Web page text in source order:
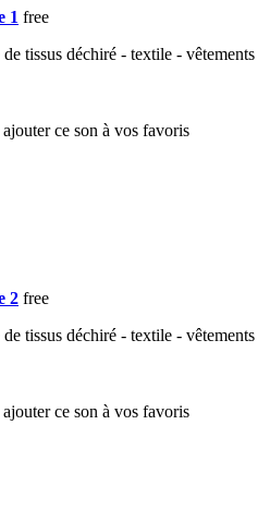
1 free
tissus déchiré - textile - vêtements
2 free
tissus déchiré - textile - vêtements